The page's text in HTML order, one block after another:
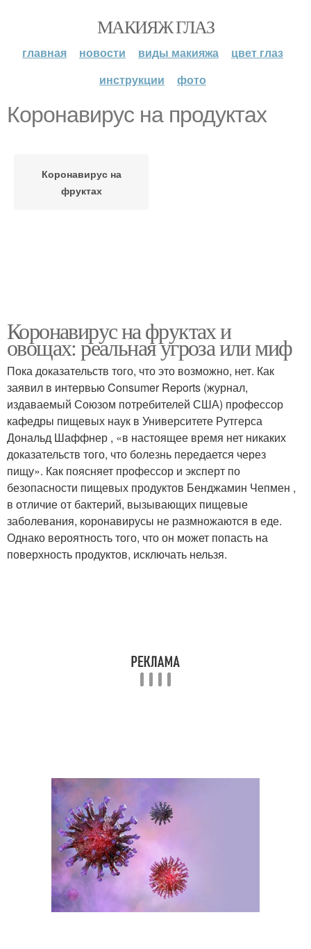
МАКИЯЖ ГЛАЗ
главная новости виды макияжа
цвет глаз
инструкции
фото
Коронавирус на продуктах
Коронавирус на
фруктах
Коронавирус на фруктах и
овощах: реальная угроза или миф
Пока доказательств того, что это возможно, нет. Как
заявил в интервью Consumer Reports (журнал,
издаваемый Союзом потребителей США) профессор
кафедры пищевых наук в Университете Рутгерса
Дональд Шаффнер , «в настоящее время нет никаких
доказательств того, что болезнь передается через
пищу». Как поясняет профессор и эксперт по
безопасности пищевых продуктов Бенджамин Чепмен ,
в отличие от бактерий, вызывающих пищевые
заболевания, коронавирусы не размножаются в еде.
Однако вероятность того, что он может попасть на
поверхность продуктов, исключать нельзя.